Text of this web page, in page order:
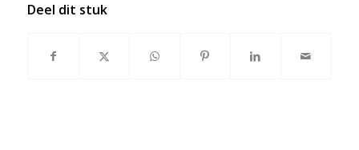
Deel dit stuk